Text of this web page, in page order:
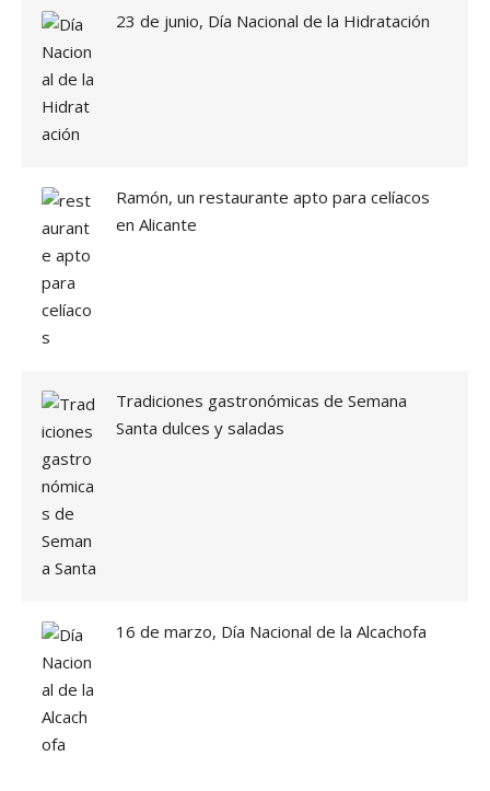
23 de junio, Día Nacional de la Hidratación
Ramón, un restaurante apto para celíacos
en Alicante
Tradiciones gastronómicas de Semana
Santa dulces y saladas
16 de marzo, Día Nacional de la Alcachofa